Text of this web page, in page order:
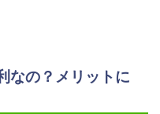
なの？メリットに